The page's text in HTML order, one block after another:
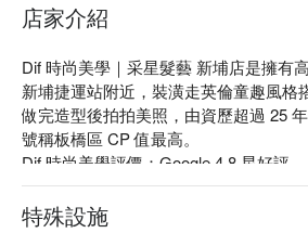
店家介紹
Dif 時尚美學｜采星髮藝 新埔店是擁有
新埔捷運站附近，裝潢走英倫童趣風格
做完造型後拍拍美照，由資歷超過 25
號稱板橋區 CP 值最高。
Dif 時尚美學評價：Google 4.8 星好評
Dif 時尚美學服務：提供美髮、美睫、
Dif 時尚美學推薦：位於新埔捷運站出口
裝潢可愛童趣搭配多種特色植栽。服務
特殊設施